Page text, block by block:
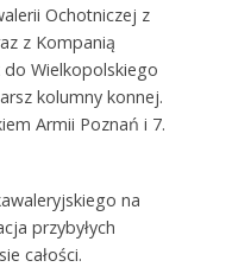
Ochotniczej z
z Kompanią
do Wielkopolskiego
kolumny konnej.
Armii Poznań i 7.
na
przybyłych
całości.